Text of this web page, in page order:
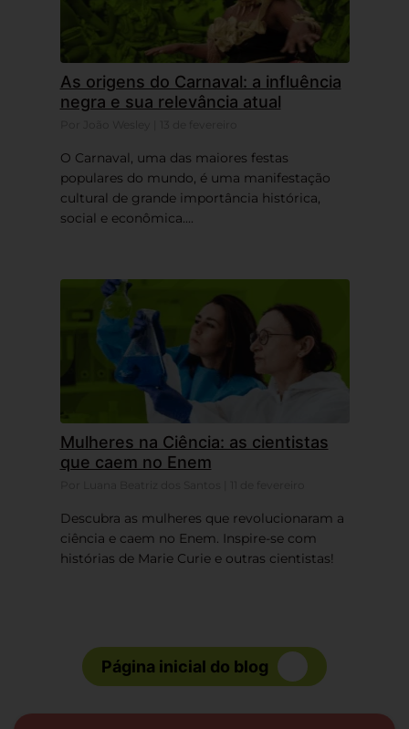
As origens do Carnaval: a influência
negra e sua relevância atual
O Carnaval, uma das maiores festas
populares do mundo, é uma manifestação
cultural de grande importância histórica,
social e econômica....
Mulheres na Ciência: as cientistas
que caem no Enem
Descubra as mulheres que revolucionaram a
ciência e caem no Enem. Inspire-se com
histórias de Marie Curie e outras cientistas!
Página inicial do blog